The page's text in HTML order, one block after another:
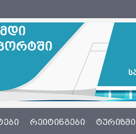
ᲠᲔᲘᲢᲘᲜᲒᲔᲑᲘ ᲢᲣᲠᲘᲖᲛᲘ